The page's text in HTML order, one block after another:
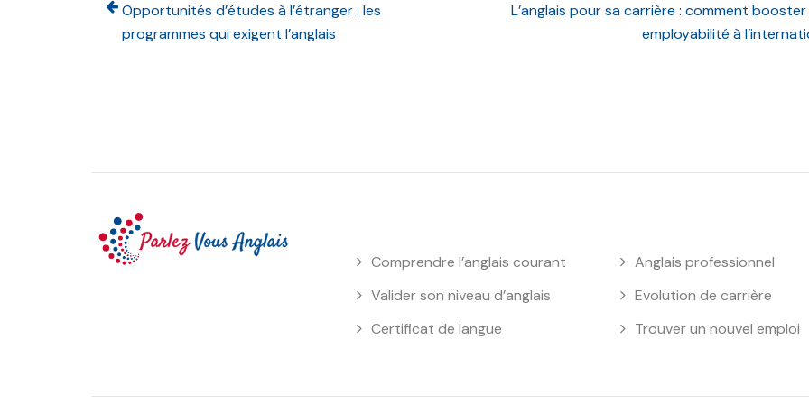
Opportunités d’études à l’étranger : les
programmes qui exigent l’anglais
L’anglais pour sa carrière : comment
employabilité à
Comprendre l’anglais courant
Valider son niveau d’anglais
Certificat de langue
Anglais professionnel
Evolution de carrière
Trouver un nouvel emploi